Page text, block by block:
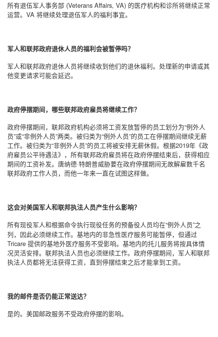
所有退伍军人事务部 (Veterans Affairs, VA) 的医疗机构和诊所将继续正常
运营。 VA 将继续处理退伍军人的福利事宜。
军人和联邦政府退休人员的福利会被暂停吗？
军人和联邦政府退休人员将继续收到他们的退休福利。处理新的申请或其
他变更请求可能会延迟。
政府停摆期间，哪些联邦政府雇员将继续工作？
政府停摆期间，联邦政府机构必须将工资发放暂停的员工划分为“例外人
员”或“非例外人员”两类。被归类为“例外人员”的员工在停摆期间继续无薪
工作。被归类为“非例外人员”的员工将被安排无薪休假。根据2019年《政
府雇员公平待遇法》，所有联邦政府雇员将在政府停摆结束后，获得相应
期间的工资补发。唐纳德·特朗普威胁要在政府停摆期间无故解雇数千名
联邦政府工作人员，而他一年来一直在试图这样做。
这会对美国军人和联邦执法人员产生什么影响？
所有现役军人和根据命令执行现役任务的预备役人员均在“例外人员”之
列，因此必须继续工作。基地内的非急性医疗服务可能暂停，但通过
Tricare 提供的基地外医疗服务不受影响。基地内的托儿服务将按具体情
况灵活安排。联邦执法人员也必须继续工作。政府停摆期间，军人和联邦
执法人员都将无法获得工资，直到停摆结束之后才能拿到工资。
我的邮件是否仍能正常送达？
是的。美国邮政服务不受政府停摆的影响。